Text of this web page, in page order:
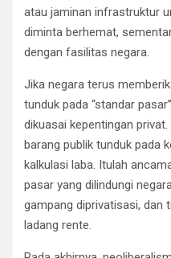
atau jaminan infrastruktur
diminta berhemat,
dengan fasilitas negara.
Jika negara terus
tunduk pada “standar
dikuasai kepentingan
barang publik tunduk pada
kalkulasi laba. Itulah
pasar yang dilindungi
gampang diprivatisasi, dan
ladang rente.